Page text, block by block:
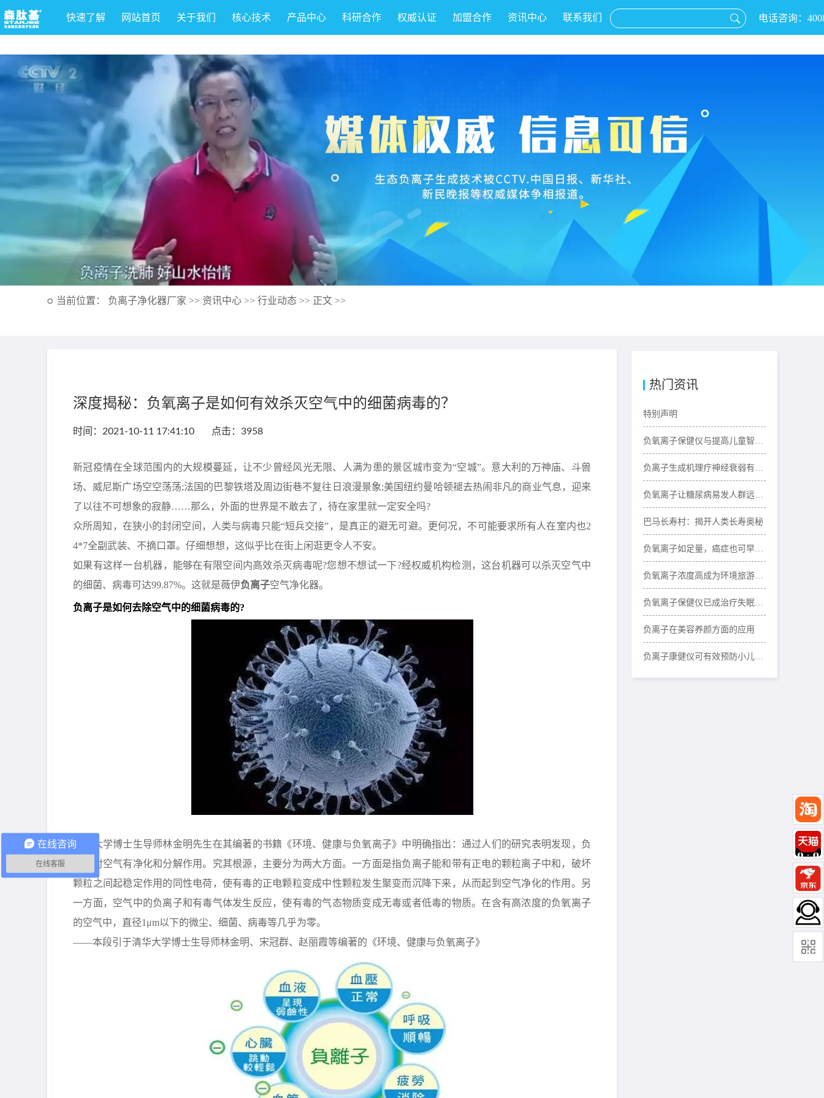
快速了解 网站首页 关于我们 核心技术 产品中心 科研合作 权威认证 加盟合作 资讯中心 联系我们 电话咨询：
当前位置： 负离子净化器厂家 >> 资讯中心 >> 行业动态 >> 正文 >>
深度揭秘：负氧离子是如何有效杀灭空气中的细菌病毒的？
时间：2021-10-11 17:41:10 点击：3958
新冠疫情在全球范围内的大规模蔓延，让不少曾经风光无限、人满为患的景区城市变为“空城”。意大利的万神庙、斗兽
场、威尼斯广场空空荡荡;法国的巴黎铁塔及周边街巷不复往日浪漫景象;美国纽约曼哈顿褪去热闹非凡的商业气息，迎来
了以往不可想象的寂静……那么，外面的世界是不敢去了，待在家里就一定安全吗?
众所周知，在狭小的封闭空间，人类与病毒只能“短兵交接”，是真正的避无可避。更何况，不可能要求所有人在室内也2
4*7全副武装、不摘口罩。仔细想想，这似乎比在街上闲逛更令人不安。
如果有这样一台机器，能够在有限空间内高效杀灭病毒呢?您想不想试一下?经权威机构检测，这台机器可以杀灭空气中
的细菌、病毒可达99.87%。这就是薇伊负离子空气净化器。
负离子是如何去除空气中的细菌病毒的?
清华大学博士生导师林金明先生在其编著的书籍《环境、健康与负氧离子》中明确指出：通过人们的研究表明发现，负
离子对空气有净化和分解作用。究其根源，主要分为两大方面。一方面是指负离子能和带有正电的颗粒离子中和，破坏
颗粒之间起稳定作用的同性电荷，使有毒的正电颗粒变成中性颗粒发生聚变而沉降下来，从而起到空气净化的作用。另
一方面，空气中的负离子和有毒气体发生反应，使有毒的气态物质变成无毒或者低毒的物质。在含有高浓度的负氧离子
的空气中，直径1μm以下的微尘、细菌、病毒等几乎为零。
——本段引于清华大学博士生导师林金明、宋冠群、赵丽霞等编著的《环境、健康与负氧离子》
热门资讯
特别声明
巴马长寿村：揭开人类长寿奥秘
负离子在美容养颜方面的应用

在线咨询
在线客服